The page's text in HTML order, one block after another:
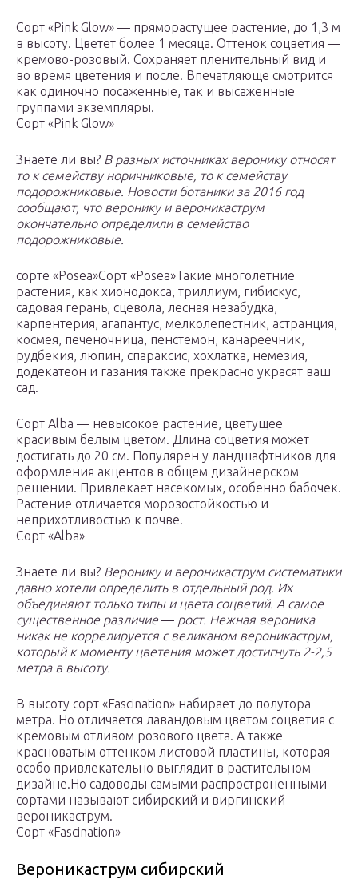
Сорт «Pink Glow» — пряморастущее растение, до 1,3 м
в высоту. Цветет более 1 месяца. Оттенок соцветия —
кремово-розовый. Сохраняет пленительный вид и
во время цветения и после. Впечатляюще смотрится
как одиночно посаженные, так и высаженные
группами экземпляры.
Сорт «Pink Glow»
Знаете ли вы? В разных источниках веронику относят
то к семейству норичниковые, то к семейству
подорожниковые. Новости ботаники за 2016 год
сообщают, что веронику и вероникаструм
окончательно определили в семейство
подорожниковые.
сорте «Posea»Сорт «Posea»Такие многолетние
растения, как хионодокса, триллиум, гибискус,
садовая герань, сцевола, лесная незабудка,
карпентерия, агапантус, мелколепестник, астранция,
космея, печеночница, пенстемон, канареечник,
рудбекия, люпин, спараксис, хохлатка, немезия,
додекатеон и газания также прекрасно украсят ваш
сад.
Сорт Alba — невысокое растение, цветущее
красивым белым цветом. Длина соцветия может
достигать до 20 см. Популярен у ландшафтников для
оформления акцентов в общем дизайнерском
решении. Привлекает насекомых, особенно бабочек.
Растение отличается морозостойкостью и
неприхотливостью к почве.
Сорт «Alba»
Знаете ли вы? Веронику и вероникаструм систематики
давно хотели определить в отдельный род. Их
объединяют только типы и цвета соцветий. А самое
существенное различие— рост. Нежная вероника
никак не коррелируется с великаном вероникаструм,
который к моменту цветения может достигнуть 2-2,5
метра в высоту.
В высоту сорт «Fascination» набирает до полутора
метра. Но отличается лавандовым цветом соцветия с
кремовым отливом розового цвета. А также
красноватым оттенком листовой пластины, которая
особо привлекательно выглядит в растительном
дизайне.Но садоводы самыми распростроненными
сортами называют сибирский и виргинский
вероникаструм.
Сорт «Fascination»
Вероникаструм сибирский